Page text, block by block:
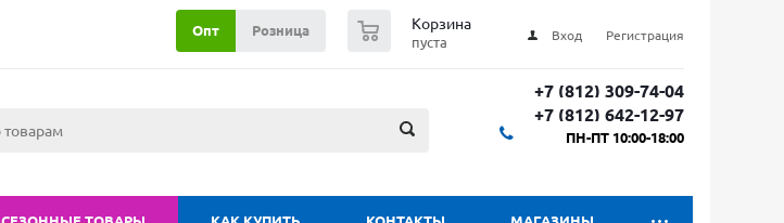
Вход Регистрация
Корзина
пуста
Опт Розница
+7 (812) 309-74-04
+7 (812) 642-12-97
ПН-ПТ 10:00-18:00